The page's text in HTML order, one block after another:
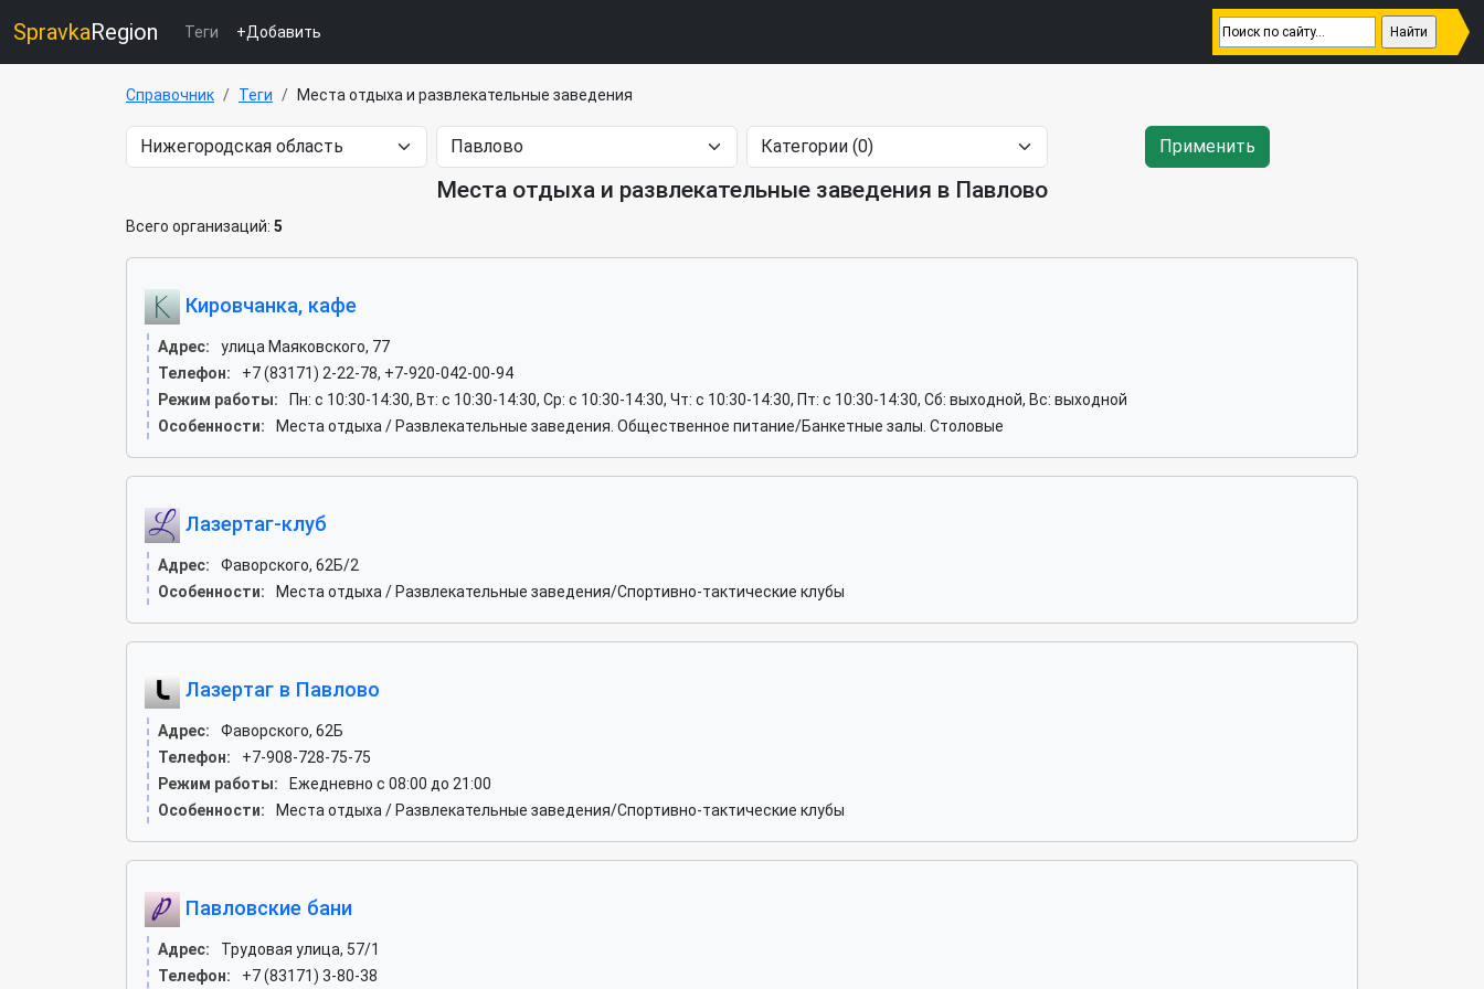
SpravkaRegion Теги +Добавить
Справочник Теги Места отдыха и развлекательные заведения
Применить
Места отдыха и развлекательные заведения в Павлово
Всего организаций: 5
Кировчанка, кафе
Адрес:
улица Маяковского, 77
Телефон:
+7 (83171) 2-22-78, +7-920-042-00-94
Режим работы:
Пн: c 10:30-14:30, Вт: c 10:30-14:30, Ср: c 10:30-14:30, Чт: c 10:30-14:30, Пт: c 10:30-14:30, Сб: выходной, Вс: выходной
Особенности:
Места отдыха / Развлекательные заведения. Общественное питание/Банкетные залы. Столовые
Лазертаг-клуб
Адрес:
Фаворского, 62Б/2
Особенности:
Места отдыха / Развлекательные заведения/Спортивно-тактические клубы
Лазертаг в Павлово
Адрес:
Фаворского, 62Б
Телефон:
+7-908-728-75-75
Режим работы:
Ежедневно с 08:00 до 21:00
Особенности:
Места отдыха / Развлекательные заведения/Спортивно-тактические клубы
Павловские бани
Адрес:
Трудовая улица, 57/1
Телефон:
+7 (83171) 3-80-38